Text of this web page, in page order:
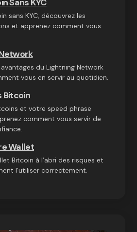
Sans KYC
sans KYC, découvrez les
et apprenez comment vous
du Lightning Network
vous en servir au quotidien.
Bitcoin
et votre speed phrase
comment vous servir de
Wallet
Bitcoin à l’abri des risques et
l’utiliser correctement.